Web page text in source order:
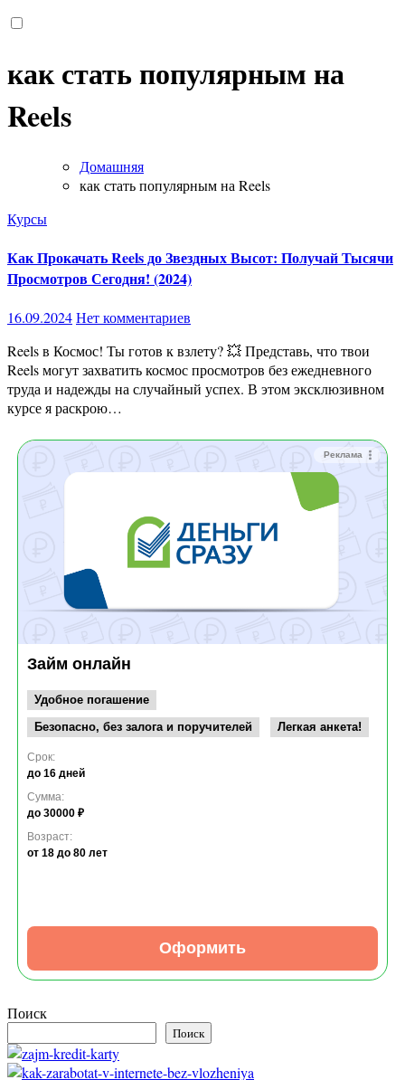
как стать популярным на
Reels
Домашняя
как стать популярным на Reels
Курсы
Как Прокачать Reels до Звездных Высот: Получай Тысячи
Просмотров Сегодня! (2024)
16.09.2024Нет комментариев
Reels в Космос! Ты готов к взлету? 💥 Представь, что твои
Reels могут захватить космос просмотров без ежедневного
труда и надежды на случайный успех. В этом эксклюзивном
курсе я раскрою…
Реклама
Займ онлайн
Удобное погашение
Безопасно, без залога и поручителей
Легкая анкета!
Срок:
до 16 дней
Сумма:
до 30000 ₽
Возраст:
от 18 до 80 лет
Оформить
Поиск
Поиск